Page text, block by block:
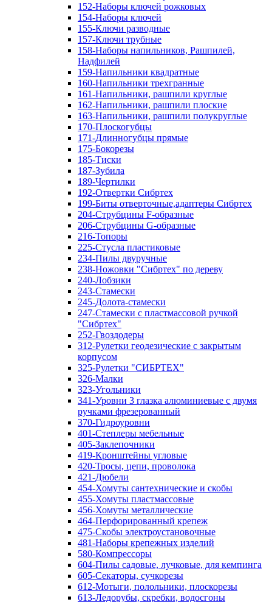
152-Наборы ключей рожковых
154-Наборы ключей
155-Ключи разводные
157-Ключи трубные
158-Наборы напильников, Рашпилей,
Надфилей
159-Напильники квадратные
160-Напильники трехгранные
161-Напильники, рашпили круглые
162-Напильники, рашпили плоские
163-Напильники, рашпили полукруглые
170-Плоскогубцы
171-Длинногубцы прямые
175-Бокорезы
185-Тиски
187-Зубила
189-Чертилки
192-Отвертки Сибртех
199-Биты отверточные,адаптеры Сибртех
204-Струбцины F-образные
206-Струбцины G-образные
216-Топоры
225-Стусла пластиковые
234-Пилы двуручные
238-Ножовки "Сибртех" по дереву
240-Лобзики
243-Стамески
245-Долота-стамески
247-Стамески с пластмассовой ручкой
"Сибртех"
252-Гвоздодеры
312-Рулетки геодезические с закрытым
корпусом
325-Рулетки "СИБРТЕХ"
326-Малки
323-Угольники
341-Уровни 3 глазка алюминиевые с двумя
ручками фрезерованный
370-Гидроуровни
401-Степлеры мебельные
405-Заклепочники
419-Кронштейны угловые
420-Тросы, цепи, проволока
421-Дюбели
454-Хомуты сантехнические и скобы
455-Хомуты пластмассовые
456-Хомуты металлические
464-Перфорированный крепеж
475-Скобы электроустановочные
481-Наборы крепежных изделий
580-Компрессоры
604-Пилы садовые, лучковые, для кемпинга
605-Секаторы, сучкорезы
612-Мотыги, полольники, плоскорезы
613-Ледорубы, скребки, водосгоны